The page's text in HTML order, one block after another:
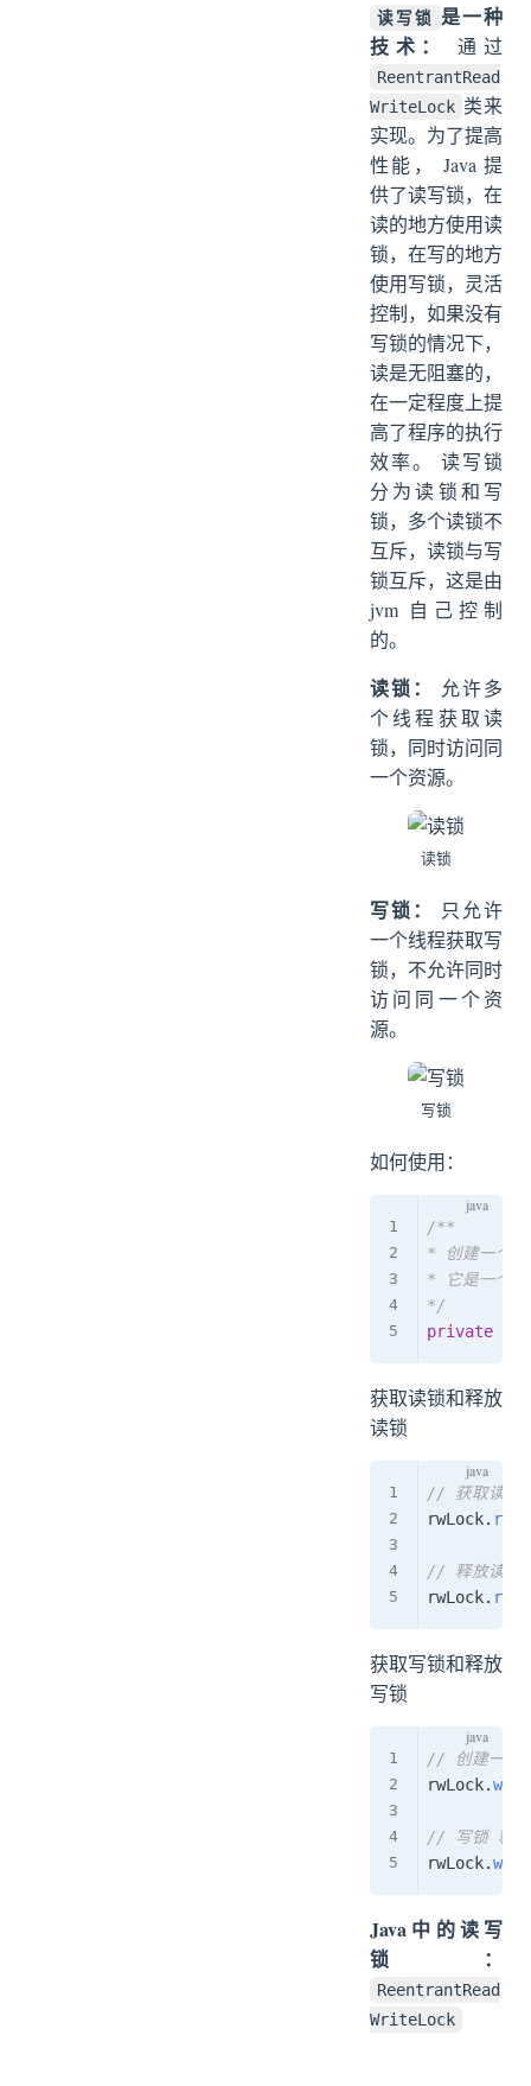
读写锁
是一种
技术：
通过
ReentrantRead
WriteLock 类来
实现。为了提高
性能， Java 提
供了读写锁，在
读的地方使用读
锁，在写的地方
使用写锁，灵活
控制，如果没有
写锁的情况下，
读是无阻塞的，
在一定程度上提
高了程序的执行
效率。 读写锁
分为读锁和写
锁，多个读锁不
互斥，读锁与写
锁互斥，这是由
jvm 自己控制
的。
读锁：
允许多
个线程获取读
锁，同时访问同
一个资源。
读锁
写锁：
只允许
一个线程获取写
锁，不允许同时
访问同一个资
源。
写锁
如何使用：
/**
* 创建一个读
* 它是一个读
*/
private
获取读锁和释放
读锁
// 获取读锁
rwLock.
// 释放读锁
rwLock.
获取写锁和释放
写锁
// 创建一个
rwLock.
// 写锁 释放
rwLock.
Java中的读写
锁：
ReentrantRead
WriteLock